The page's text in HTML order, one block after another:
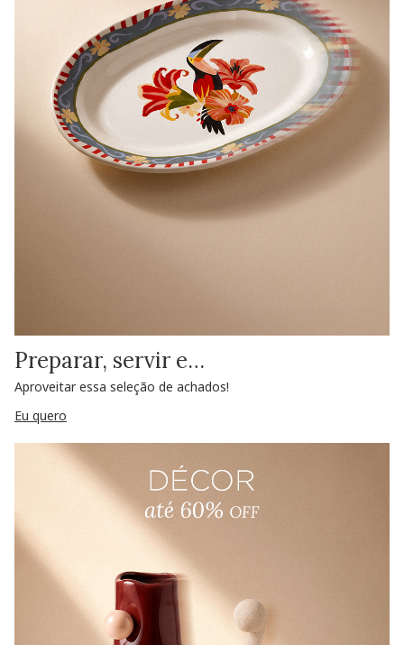
Preparar, servir e…
Aproveitar essa seleção de achados!
Eu quero